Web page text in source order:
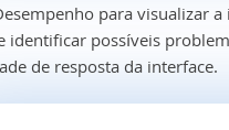
para visualizar
identificar possíveis
de resposta da interface.